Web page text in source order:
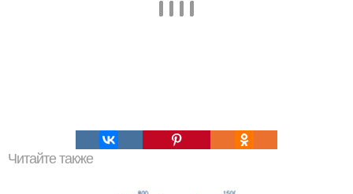
Читайте также